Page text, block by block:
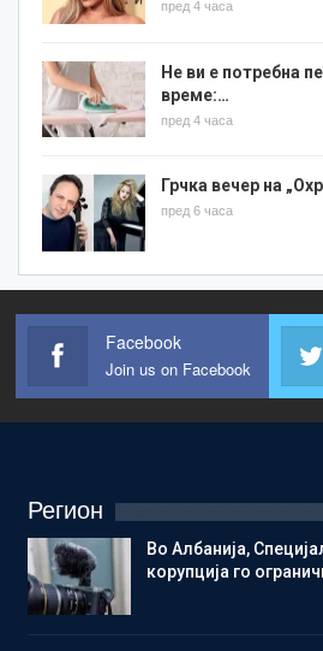
пред 4 часа
Не ви е потребна
време:…
пред 4 часа
Грчка вечер на
пред 6 часа
Facebook
Join us on Facebook
Регион
Во Албанија,
корупција го